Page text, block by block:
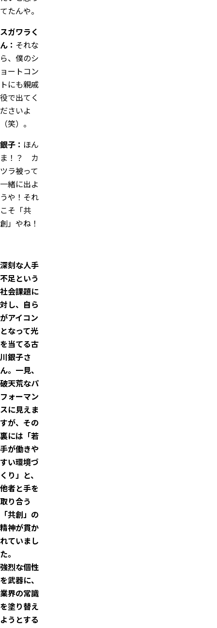
てたんや。
スガワラく
ん： それな
ら、僕のシ
ョートコン
トにも親戚
役で出てく
ださいよ
（笑）。
銀子： ほん
ま！？ カ
ツラ被って
一緒に出よ
うや！それ
こそ「共
創」やね！
深刻な人手
不足という
社会課題に
対し、自ら
がアイコン
となって光
を当てる古
川銀子さ
ん。一見、
破天荒なパ
フォーマン
スに見えま
すが、その
裏には「若
手が働きや
すい環境づ
くり」と、
他者と手を
取り合う
「共創」の
精神が貫か
れていまし
た。
強烈な個性
を武器に、
業界の常識
を塗り替え
ようとする